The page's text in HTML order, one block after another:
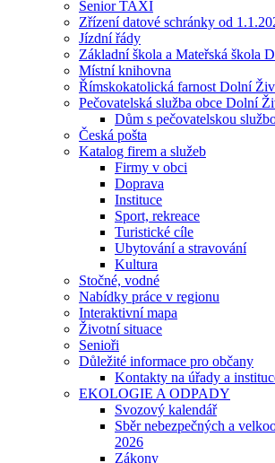
Senior TAXI
Zřízení datové schránky od
Jízdní řády
Základní škola a Mateřská škola
Místní knihovna
Římskokatolická farnost Dolní
Pečovatelská služba obce Dolní
Dům s pečovatelskou
Česká pošta
Katalog firem a služeb
Firmy v obci
Doprava
Instituce
Sport, rekreace
Turistické cíle
Ubytování a stravování
Kultura
Stočné, vodné
Nabídky práce v regionu
Interaktivní mapa
Životní situace
Senioři
Důležité informace pro občany
Kontakty na úřady a
EKOLOGIE A ODPADY
Svozový kalendář
Sběr nebezpečných a
2026
Zákony